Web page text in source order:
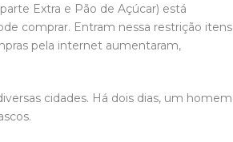
Extra e Pão de Açúcar) está
comprar. Entram nessa restrição itens
pela internet aumentaram,
cidades. Há dois dias, um homem